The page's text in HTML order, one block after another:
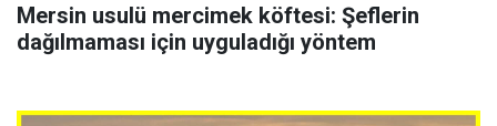
Mersin usulü mercimek köftesi: Şeflerin
dağılmaması için uyguladığı yöntem